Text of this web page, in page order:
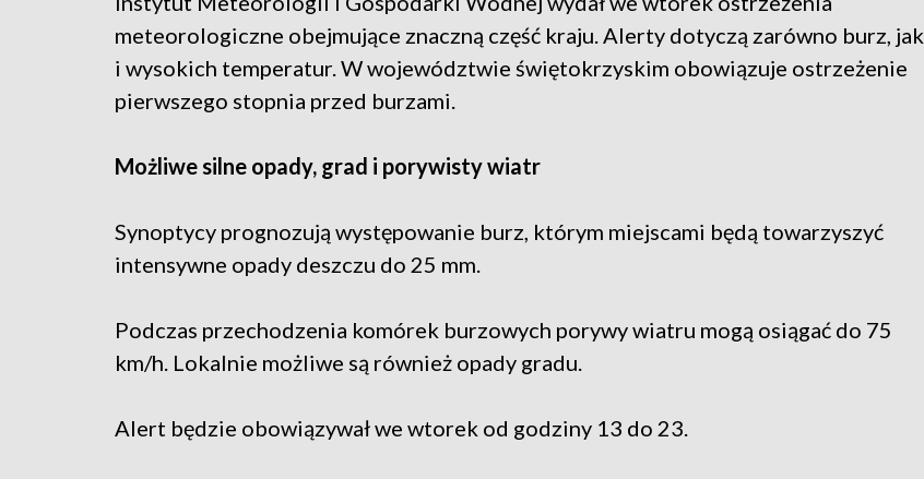
meteorologiczne obejmujące znaczną część kraju. Alerty dotyczą zarówno burz, jak
i wysokich temperatur. W województwie świętokrzyskim obowiązuje ostrzeżenie
pierwszego stopnia przed burzami.
Możliwe silne opady, grad i porywisty wiatr
Synoptycy prognozują występowanie burz, którym miejscami będą towarzyszyć
intensywne opady deszczu do 25 mm.
Podczas przechodzenia komórek burzowych porywy wiatru mogą osiągać do 75
km/h. Lokalnie możliwe są również opady gradu.
Alert będzie obowiązywał we wtorek od godziny 13 do 23.